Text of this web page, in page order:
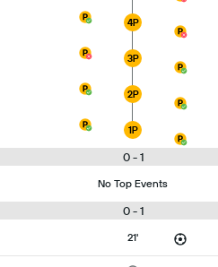
4P
3P
2P
1P
0 - 1
No Top Events
0 - 1
21'